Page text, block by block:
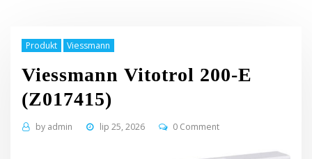
Produkt Viessmann
Viessmann Vitotrol 200-E
(Z017415)
by admin lip 25, 2026 0 Comment